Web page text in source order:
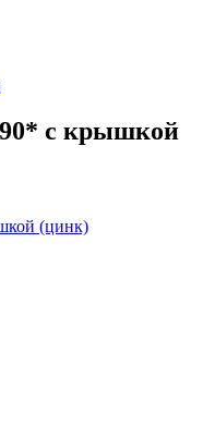
90* с крышкой